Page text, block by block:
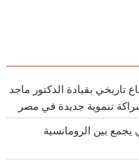
تاريخي بقيادة الدكتور ماجد
تنموية جديدة في مصر
بين الرومانسية